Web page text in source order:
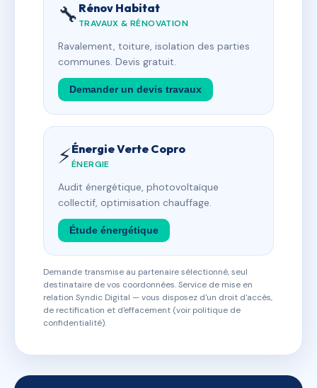
🔧 Rénov Habitat
TRAVAUX & RÉNOVATION
Ravalement, toiture, isolation des parties
communes. Devis gratuit.
Demander un devis travaux
⚡Énergie Verte Copro
ÉNERGIE
Audit énergétique, photovoltaïque
collectif, optimisation chauffage.
Étude énergétique
Demande transmise au partenaire sélectionné, seul
destinataire de vos coordonnées. Service de mise en
relation Syndic Digital — vous disposez d'un droit d'accès,
de rectification et d'effacement (voir politique de
confidentialité).